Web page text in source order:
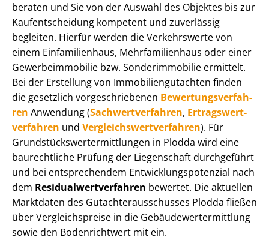
beraten und Sie von der Auswahl des Objektes bis zur
Kauf­ent­schei­dung kompetent und zuverlässig
begleiten. Hierfür werden die Verkehrswerte von
einem Einfamilienhaus, Mehr­fa­mi­li­en­haus oder einer
Ge­wer­be­im­mo­bi­lie bzw. Sonderimmobilie ermittelt.
Bei der Erstellung von Im­mo­bi­li­en­gut­ach­ten finden
die gesetzlich vor­ge­schrie­be­nen Be­wer­tungs­ver­fah­
ren Anwendung (Sach­wert­ver­fah­ren, Er­trags­wert­
ver­fah­ren und Ver­gleichs­wert­ver­fah­ren). Für
Grund­stücks­wert­ermitt­lun­gen in Plodda wird eine
baurechtliche Prüfung der Liegenschaft durchgeführt
und bei entsprechendem Ent­wick­lungs­po­ten­zi­al nach
dem Re­si­du­al­wert­ver­fah­ren bewertet. Die aktuellen
Marktdaten des Gut­ach­ter­aus­schus­ses Plodda fließen
über Ver­gleichs­prei­se in die Ge­bäu­de­wert­ermitt­lung
sowie den Bodenrichtwert mit ein.